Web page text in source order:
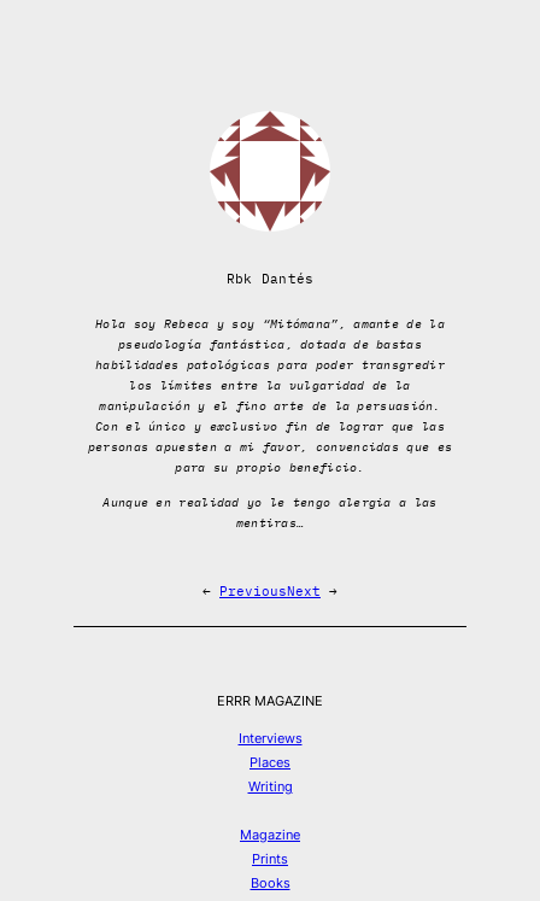
Rbk Dantés
Hola soy Rebeca y soy “Mitómana”, amante de la
pseudología fantástica, dotada de bastas
habilidades patológicas para poder transgredir
los límites entre la vulgaridad de la
manipulación y el fino arte de la persuasión.
Con el único y exclusivo fin de lograr que las
personas apuesten a mi favor, convencidas que es
para su propio beneficio.
Aunque en realidad yo le tengo alergia a las
mentiras…
← PreviousNext →
ERRR MAGAZINE
Interviews
Places
Writing
Magazine
Prints
Books